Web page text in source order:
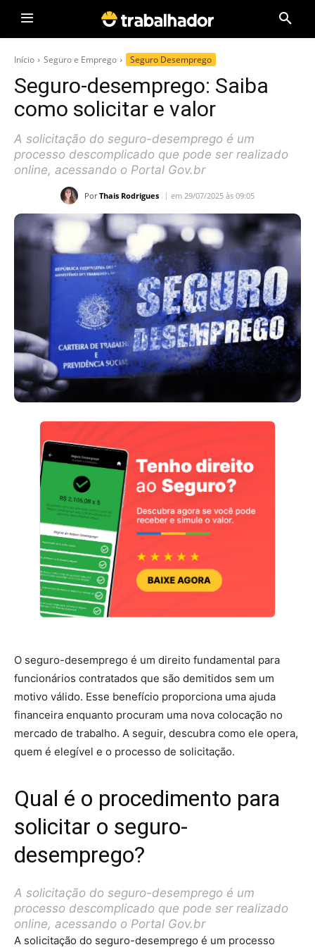
Início Seguro e Emprego Seguro Desemprego
Seguro-desemprego: Saiba
como solicitar e valor
A solicitação do seguro-desemprego é um
processo descomplicado que pode ser realizado
online, acessando o Portal Gov.br
Por Thais Rodrigues em 29/07/2025 às 09:05
O seguro-desemprego é um direito fundamental para
funcionários contratados que são demitidos sem um
motivo válido. Esse benefício proporciona uma ajuda
financeira enquanto procuram uma nova colocação no
mercado de trabalho. A seguir, descubra como ele opera,
quem é elegível e o processo de solicitação.
Qual é o procedimento para
solicitar o seguro-
desemprego?
A solicitação do seguro-desemprego é um
processo descomplicado que pode ser realizado
online, acessando o Portal Gov.br
A solicitação do seguro-desemprego é um processo